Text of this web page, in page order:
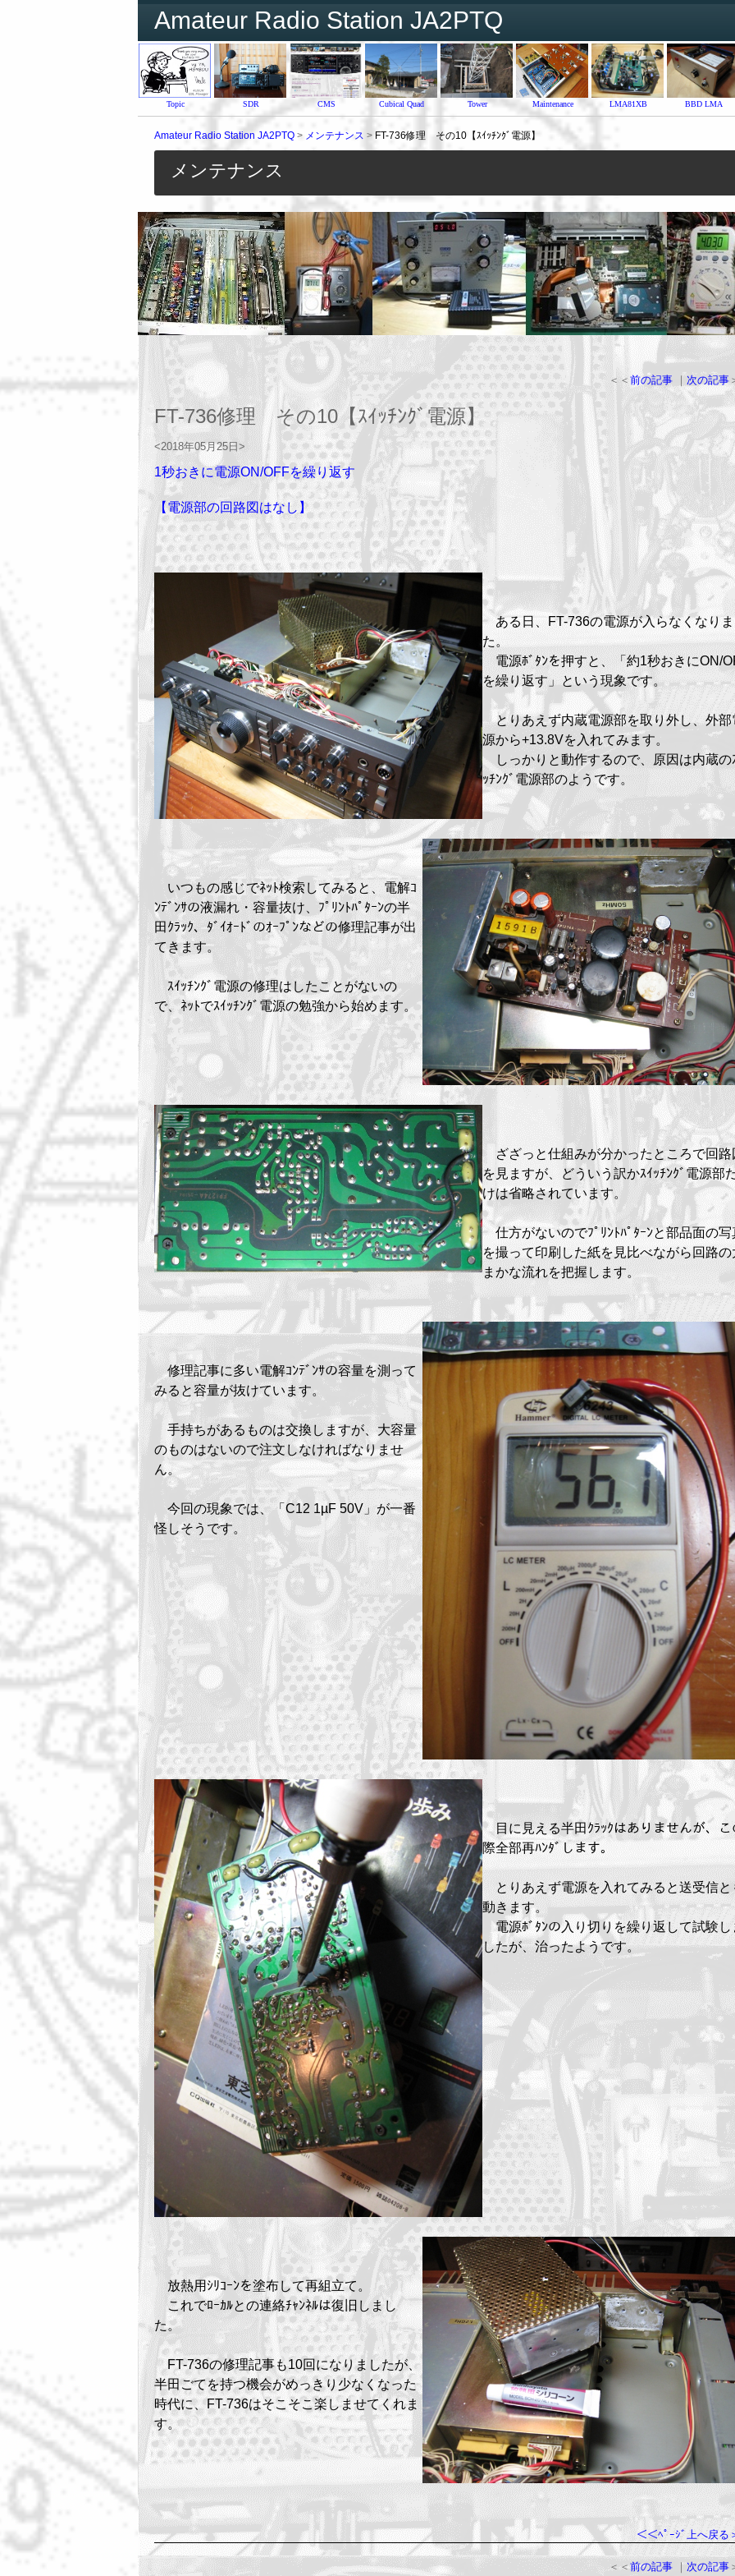
Amateur Radio Station JA2PTQ
Topic SDR CMS Cubical Quad Tower Maintenance LMA81XB BBD LMA
Amateur Radio Station JA2PTQ> メンテナンス > FT-736修理 その10【ｽｲｯﾁﾝｸﾞ電源】
メンテナンス
＜＜ 前の記事｜ 次の記事
FT-736修理 その10【ｽｲｯﾁﾝｸﾞ電源】
<2018年05月25日>
1秒おきに電源ON/OFFを繰り返す
【電源部の回路図はなし】
ある日、FT-736の電源が入らなくなり
た。
電源ﾎﾞﾀﾝを押すと、「約1秒おきにON/
を繰り返す」という現象です。
とりあえず内蔵電源部を取り外し、外部
源から+13.8Vを入れてみます。
しっかりと動作するので、原因は内蔵の
ｯﾁﾝｸﾞ電源部のようです。
いつもの感じでﾈｯﾄ検索してみると、電解ｺ
ﾝﾃﾞﾝｻの液漏れ・容量抜け、ﾌﾟﾘﾝﾄﾊﾟﾀｰﾝの半
田ｸﾗｯｸ、ﾀﾞｲｵｰﾄﾞのｵｰﾌﾟﾝなどの修理記事が出
てきます。
ｽｲｯﾁﾝｸﾞ電源の修理はしたことがないの
で、ﾈｯﾄでｽｲｯﾁﾝｸﾞ電源の勉強から始めます。
ざざっと仕組みが分かったところで回路
を見ますが、どういう訳かｽｲｯﾁﾝｸﾞ電源部
けは省略されています。
仕方がないのでﾌﾟﾘﾝﾄﾊﾟﾀｰﾝと部品面の写
を撮って印刷した紙を見比べながら回路の
まかな流れを把握します。
修理記事に多い電解ｺﾝﾃﾞﾝｻの容量を測って
みると容量が抜けています。
手持ちがあるものは交換しますが、大容量
のものはないので注文しなければなりませ
ん。
今回の現象では、「C12 1µF 50V」が一番
怪しそうです。
目に見える半田ｸﾗｯｸはありませんが、こ
際全部再ﾊﾝﾀﾞします。
とりあえず電源を入れてみると送受信と
動きます。
電源ﾎﾞﾀﾝの入り切りを繰り返して試験し
したが、治ったようです。
放熱用ｼﾘｺｰﾝを塗布して再組立て。
これでﾛｰｶﾙとの連絡ﾁｬﾝﾈﾙは復旧しまし
た。
FT-736の修理記事も10回になりましたが、
半田ごてを持つ機会がめっきり少なくなった
時代に、FT-736はそこそこ楽しませてくれま
す。
＜＜ﾍﾟｰｼﾞ上へ戻る
＜＜ 前の記事｜ 次の記事